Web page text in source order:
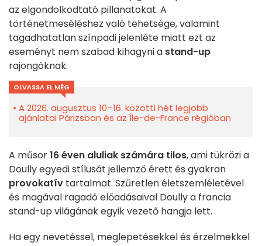
az elgondolkodtató pillanatokat. A
történetmeséléshez való tehetsége, valamint
tagadhatatlan színpadi jelenléte miatt ezt az
eseményt nem szabad kihagyni a stand-up
rajongóknak.
OLVASSA EL MÉG
A 2026. augusztus 10–16. közötti hét legjobb
ajánlatai Párizsban és az Île-de-France régióban
A műsor16 éven aluliak számára tilos, ami tükrözi a
Doully egyedi stílusát jellemző érett és gyakran
provokatív tartalmat. Szűretlen életszemléletével
és magával ragadó előadásaival Doully a francia
stand-up világának egyik vezető hangja lett.
Ha egy nevetéssel, meglepetésekkel és érzelmekkel